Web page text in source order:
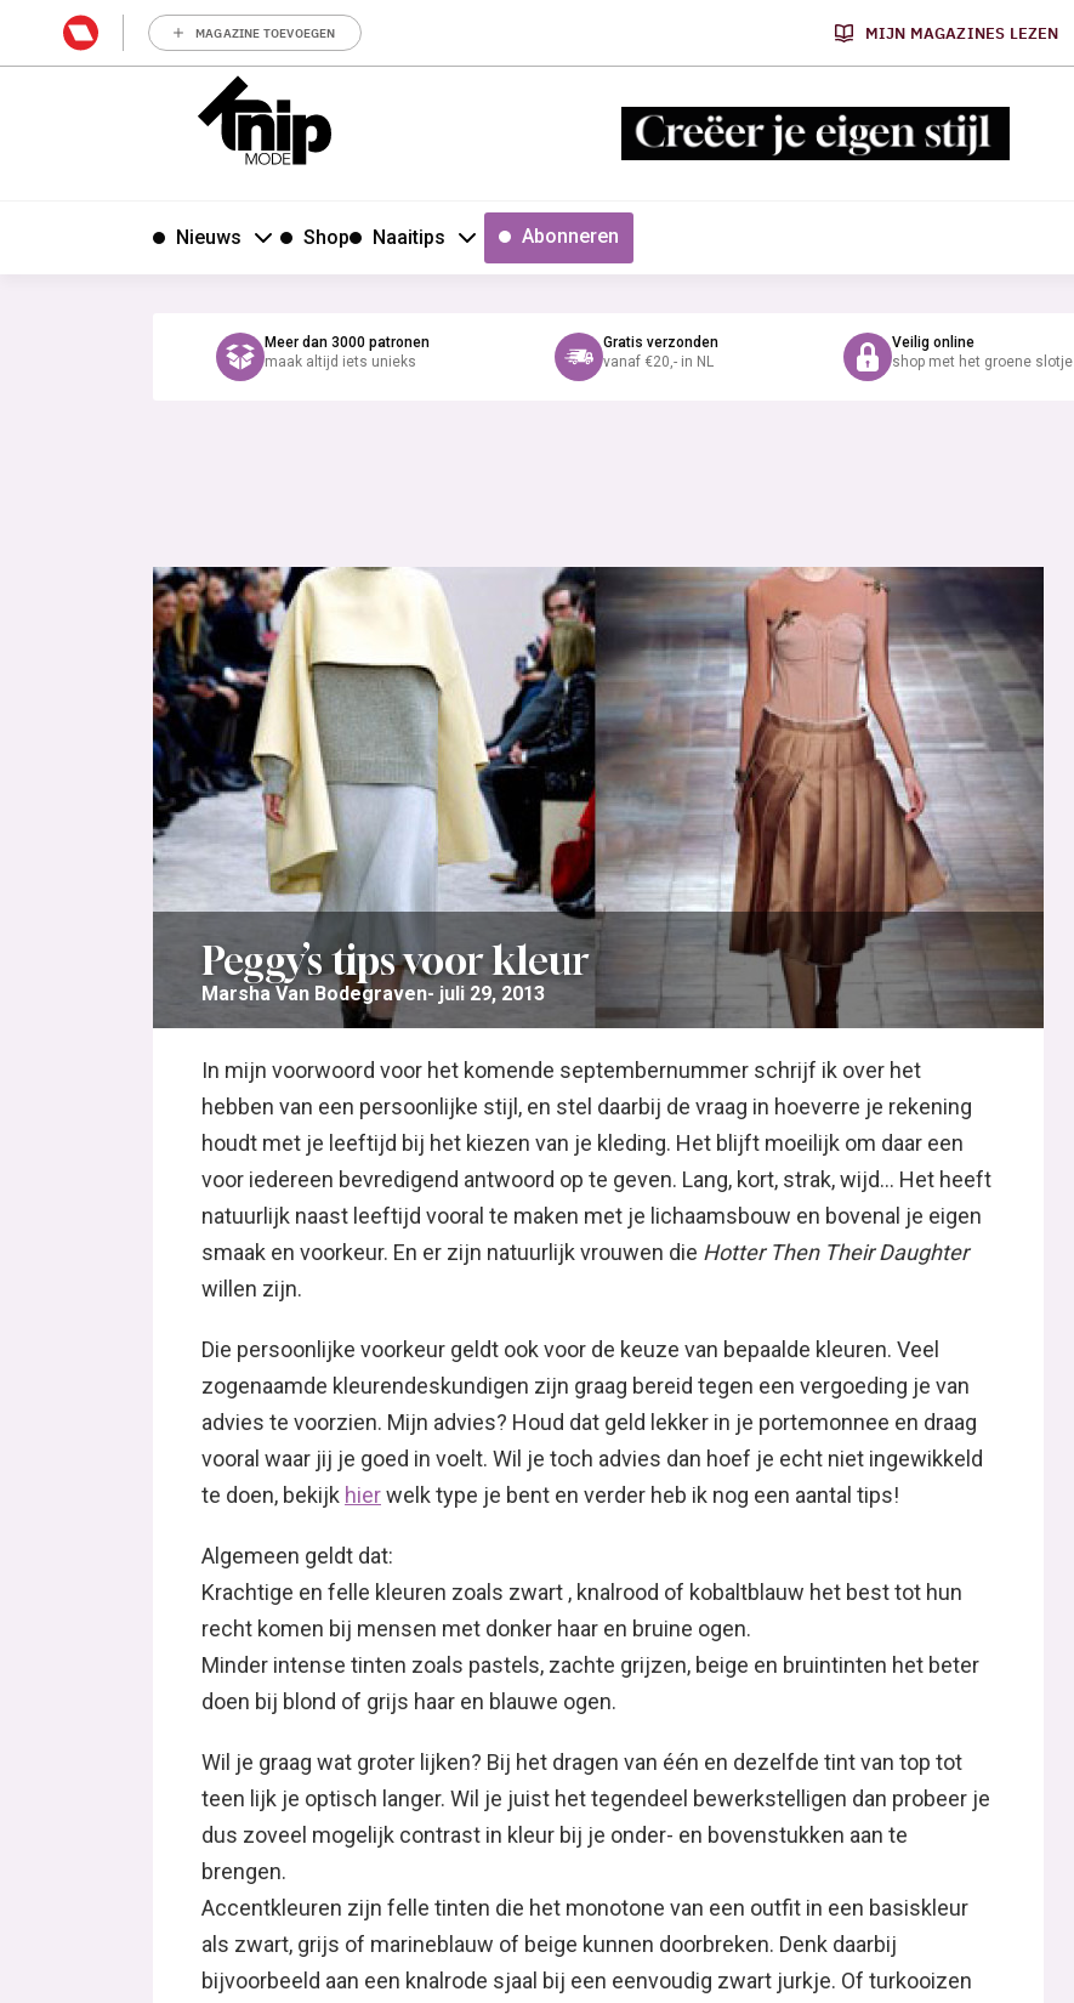
MAGAZINE TOEVOEGEN MIJN MAGAZINES LEZEN
Nieuws Shop Naaitips Abonneren
Meer dan 3000 patronen
maak altijd iets unieks
Gratis verzonden
vanaf €20,- in NL
Veilig online
shop met het groene slotje
Peggy’s tips voor kleur
Marsha Van Bodegraven juli 29, 2013
In mijn voorwoord voor het komende septembernummer schrijf ik over het
hebben van een persoonlijke stijl, en stel daarbij de vraag in hoeverre je rekening
houdt met je leeftijd bij het kiezen van je kleding. Het blijft moeilijk om daar een
voor iedereen bevredigend antwoord op te geven. Lang, kort, strak, wijd… Het heeft
natuurlijk naast leeftijd vooral te maken met je lichaamsbouw en bovenal je eigen
smaak en voorkeur. En er zijn natuurlijk vrouwen die Hotter Then Their Daughter
willen zijn.
Die persoonlijke voorkeur geldt ook voor de keuze van bepaalde kleuren. Veel
zogenaamde kleurendeskundigen zijn graag bereid tegen een vergoeding je van
advies te voorzien. Mijn advies? Houd dat geld lekker in je portemonnee en draag
vooral waar jij je goed in voelt. Wil je toch advies dan hoef je echt niet ingewikkeld
te doen, bekijk hierwelk type je bent en verder heb ik nog een aantal tips!
Algemeen geldt dat:
Krachtige en felle kleuren zoals zwart , knalrood of kobaltblauw het best tot hun
recht komen bij mensen met donker haar en bruine ogen.
Minder intense tinten zoals pastels, zachte grijzen, beige en bruintinten het beter
doen bij blond of grijs haar en blauwe ogen.
Wil je graag wat groter lijken? Bij het dragen van één en dezelfde tint van top tot
teen lijk je optisch langer. Wil je juist het tegendeel bewerkstelligen dan probeer je
dus zoveel mogelijk contrast in kleur bij je onder- en bovenstukken aan te
brengen.
Accentkleuren zijn felle tinten die het monotone van een outfit in een basiskleur
als zwart, grijs of marineblauw of beige kunnen doorbreken. Denk daarbij
bijvoorbeeld aan een knalrode sjaal bij een eenvoudig zwart jurkje. Of turkooizen